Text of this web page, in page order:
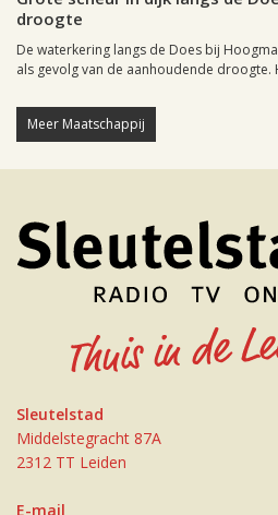
droogte
De waterkering langs de Does bij
als gevolg van de aanhoudende droogte.
Meer Maatschappij
Sleutelstad
Middelstegracht 87A
2312 TT Leiden
E-mail